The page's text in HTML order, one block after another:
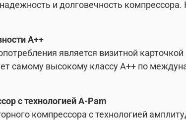
и долговечность
A++
является визитной
самому высокому классу A++ по
с технологией A-Pam
компрессора с технологией